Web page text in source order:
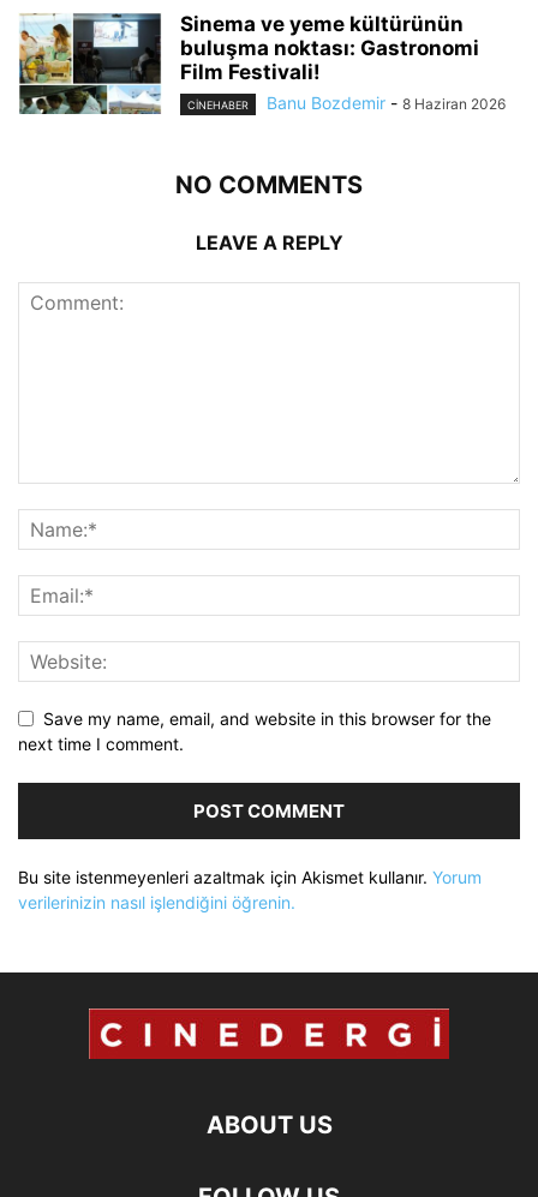
Sinema ve yeme kültürünün
buluşma noktası: Gastronomi
Film Festivali!
CINEHABER Banu Bozdemir - 8 Haziran 2026
NO COMMENTS
LEAVE A REPLY
Save my name, email, and website in this browser for the
next time I comment.
Bu site istenmeyenleri azaltmak için Akismet kullanır. Yorum
verilerinizin nasıl işlendiğini öğrenin.
ABOUT US